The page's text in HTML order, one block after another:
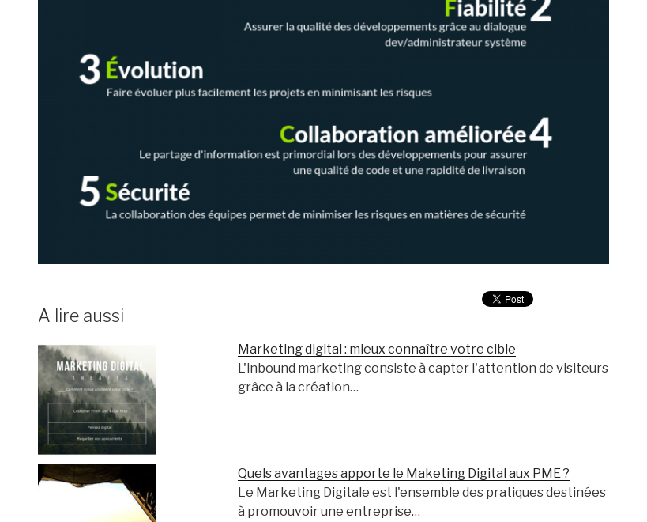
A lire aussi
Marketing digital : mieux connaître votre cible
L'inbound marketing consiste à capter l'attention de visiteurs
grâce à la création…
Quels avantages apporte le Maketing Digital aux PME ?
Le Marketing Digitale est l'ensemble des pratiques destinées
à promouvoir une entreprise…